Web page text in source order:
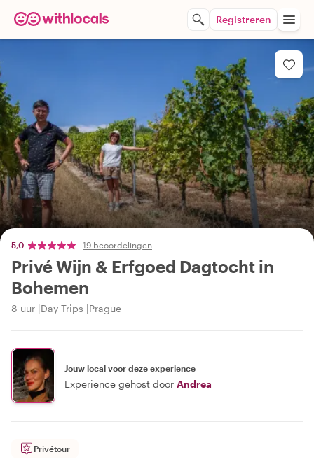
Registreren
5,0 19 beoordelingen
Privé Wijn & Erfgoed Dagtocht in
Bohemen
8 uur Day Trips Prague
Jouw local voor deze experience
Experience gehost door Andrea
Privétour